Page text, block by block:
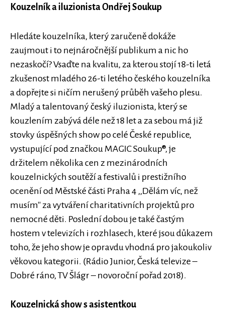
Kouzelník a iluzionista Ondřej Soukup
Hledáte kouzelníka, který zaručeně dokáže
zaujmout i to nejnáročnější publikum a nic ho
nezaskočí? Vsaďte na kvalitu, za kterou stojí 18-ti letá
zkušenost mladého 26-ti letého českého kouzelníka
a dopřejte si ničím nerušený průběh vašeho plesu.
Mladý a talentovaný český iluzionista, který se
kouzlením zabývá déle než 18 let a za sebou má již
stovky úspěšných show po celé České republice,
vystupující pod značkou MAGIC Soukup®, je
držitelem několika cen z mezinárodních
kouzelnických soutěží a festivalů i prestižního
ocenění od Městské části Praha 4 ,,Dělám víc, než
musím'' za vytváření charitativních projektů pro
nemocné děti. Poslední dobou je také častým
hostem v televizích i rozhlasech, které jsou důkazem
toho, že jeho show je opravdu vhodná pro jakoukoliv
věkovou kategorii. (Rádio Junior, Česká televize –
Dobré ráno, TV Šlágr – novoroční pořad 2018).
Kouzelnická show s asistentkou